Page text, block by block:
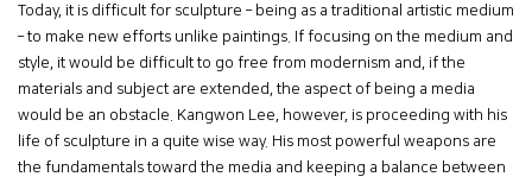
Today, it is difficult for sculpture – being as a traditional artistic medium
– to make new efforts unlike paintings. If focusing on the medium and
style, it would be difficult to go free from modernism and, if the
materials and subject are extended, the aspect of being a media
would be an obstacle. Kangwon Lee, however, is proceeding with his
life of sculpture in a quite wise way. His most powerful weapons are
the fundamentals toward the media and keeping a balance between